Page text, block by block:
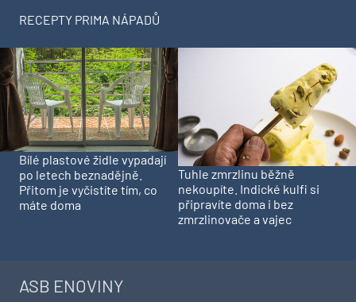
RECEPTY PRIMA NÁPADŮ
Bílé plastové židle vypadají
po letech beznadějně.
Přitom je vyčistíte tím, co
máte doma
Tuhle zmrzlinu běžně
nekoupíte. Indické kulfi si
připravíte doma i bez
zmrzlinovače a vajec
ASB ENOVINY